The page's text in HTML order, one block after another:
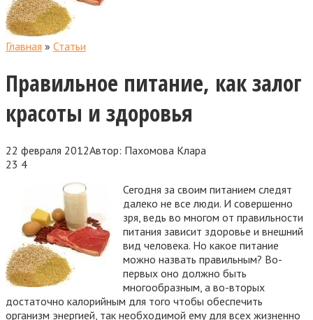
Главная » Статьи
Правильное питание, как залог
красоты и здоровья
22 февраля 2012Автор: Пахомова Клара
23 4
Сегодня за своим питанием следят
далеко не все люди. И совершенно
зря, ведь во многом от правильности
питания зависит здоровье и внешний
вид человека. Но какое питание
можно назвать правильным? Во-
первых оно должно быть
многообразным, а во-вторых
достаточно калорийным для того чтобы обеспечить
организм энергией, так необходимой ему для всех жизненно